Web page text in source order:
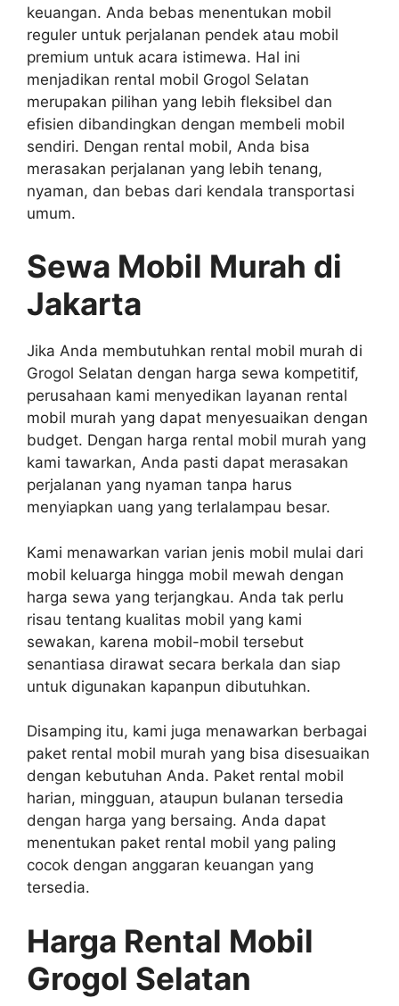
keuangan. Anda bebas menentukan mobil
reguler untuk perjalanan pendek atau mobil
premium untuk acara istimewa. Hal ini
menjadikan rental mobil Grogol Selatan
merupakan pilihan yang lebih fleksibel dan
efisien dibandingkan dengan membeli mobil
sendiri. Dengan rental mobil, Anda bisa
merasakan perjalanan yang lebih tenang,
nyaman, dan bebas dari kendala transportasi
umum.
Sewa Mobil Murah di
Jakarta
Jika Anda membutuhkan rental mobil murah di
Grogol Selatan dengan harga sewa kompetitif,
perusahaan kami menyedikan layanan rental
mobil murah yang dapat menyesuaikan dengan
budget. Dengan harga rental mobil murah yang
kami tawarkan, Anda pasti dapat merasakan
perjalanan yang nyaman tanpa harus
menyiapkan uang yang terlalampau besar.
Kami menawarkan varian jenis mobil mulai dari
mobil keluarga hingga mobil mewah dengan
harga sewa yang terjangkau. Anda tak perlu
risau tentang kualitas mobil yang kami
sewakan, karena mobil-mobil tersebut
senantiasa dirawat secara berkala dan siap
untuk digunakan kapanpun dibutuhkan.
Disamping itu, kami juga menawarkan berbagai
paket rental mobil murah yang bisa disesuaikan
dengan kebutuhan Anda. Paket rental mobil
harian, mingguan, ataupun bulanan tersedia
dengan harga yang bersaing. Anda dapat
menentukan paket rental mobil yang paling
cocok dengan anggaran keuangan yang
tersedia.
Harga Rental Mobil
Grogol Selatan